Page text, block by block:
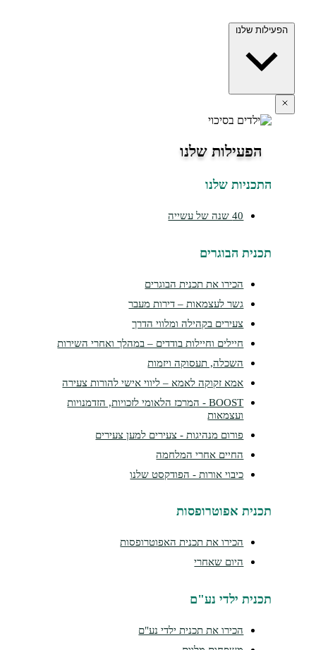
שלנו
הפעילות שלנו
שלנו
הבוגרים
הכירו את תכנית הבוגרים
גשר לעצמאות – דירות מעבר
צעירים בקהילה ומלווי הדרך
חיילים וחיילות בודדים – במהלך ואחרי השירות
השכלה, תעסוקה ויזמות
אמא זקוקה לאמא – ליווי אישי להורות צעירה
BOOST - המרכז הלאומי לזכויות, הזדמנויות
פורום מנהיגות - צעירים למען צעירים
החיים אחרי המלחמה
כיבוי אורות - הפודקסט שלנו
אפוטרופסות
הכירו את תכנית האפוטרופסות
היום שאחרי
ילדי נע"ם
הכירו את תכנית ילדי נע"ם